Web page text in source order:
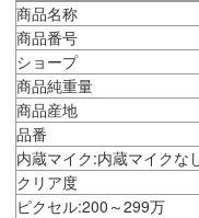
商品名称
商品番号
ショープ
商品純重量
商品産地
品番
内蔵マイク:内蔵マイクな
クリア度
ピクセル:200～299万